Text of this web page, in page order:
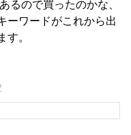
るので買ったのかな、
ーワードがこれから出
す。